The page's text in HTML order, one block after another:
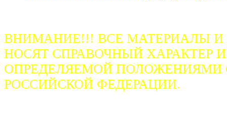
ВНИМАНИЕ!!! ВСЕ МАТЕРИАЛЫ
НОСЯТ СПРАВОЧНЫЙ ХАРАКТЕР
ОПРЕДЕЛЯЕМОЙ ПОЛОЖЕНИЯМИ
РОССИЙСКОЙ ФЕДЕРАЦИИ.